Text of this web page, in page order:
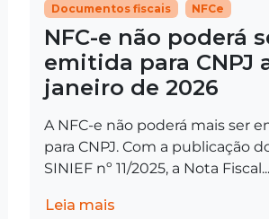
Documentos fiscais NFCe
NFC-e não poderá
emitida para CNPJ
janeiro de 2026
A NFC-e não poderá mais ser
para CNPJ. Com a publicação
SINIEF nº 11/2025, a Nota Fiscal...
Leia mais